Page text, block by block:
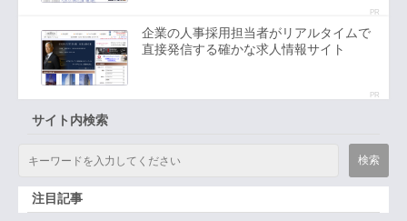
PR
PR
企業の人事採用担当者がリアルタイムで
直接発信する確かな求人情報サイト
サイト内検索
注目記事